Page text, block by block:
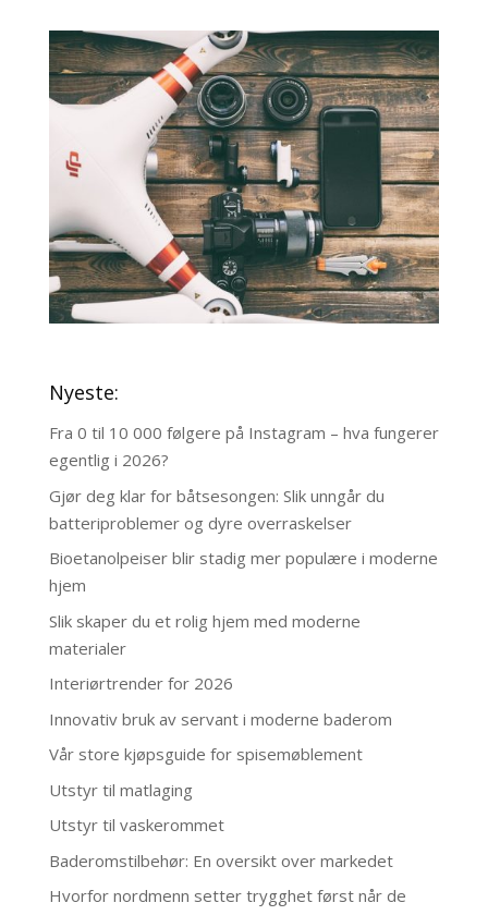
Nyeste:
Fra 0 til 10 000 følgere på Instagram – hva fungerer
egentlig i 2026?
Gjør deg klar for båtsesongen: Slik unngår du
batteriproblemer og dyre overraskelser
Bioetanolpeiser blir stadig mer populære i moderne
hjem
Slik skaper du et rolig hjem med moderne
materialer
Interiørtrender for 2026
Innovativ bruk av servant i moderne baderom
Vår store kjøpsguide for spisemøblement
Utstyr til matlaging
Utstyr til vaskerommet
Baderomstilbehør: En oversikt over markedet
Hvorfor nordmenn setter trygghet først når de